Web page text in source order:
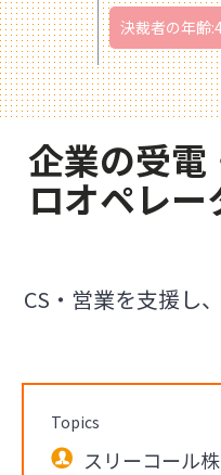
決裁者の年齢
企業の受電
ロオペレ
CS・営業を支援し
Topics
スリーコール